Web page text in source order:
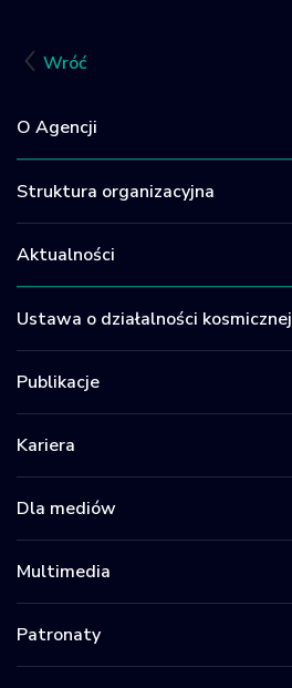
Wróć
O Agencji
Struktura organizacyjna
Aktualności
Ustawa o działalności kosmicznej
Publikacje
Kariera
Dla mediów
Multimedia
Patronaty